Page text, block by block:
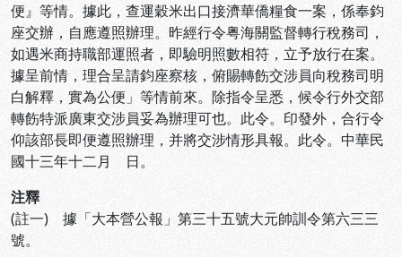
便』等情。據此，查運穀米出口接濟華僑糧食一案，係奉鈞
座交辦，自應遵照辦理。昨經行令粤海關監督轉行稅務司，
如遇米商持職部運照者，即驗明照數相符，立予放行在案。
據呈前情，理合呈請鈞座察核，俯賜轉飭交涉員向稅務司明
白解釋，實為公便」等情前來。除指令呈悉，候令行外交部
轉飭特派廣東交涉員妥為辦理可也。此令。印發外，合行令
仰該部長即便遵照辦理，并將交涉情形具報。此令。中華民
國十三年十二月 日。
注釋
(註一) 據「大本營公報」第三十五號大元帥訓令第六三三
號。